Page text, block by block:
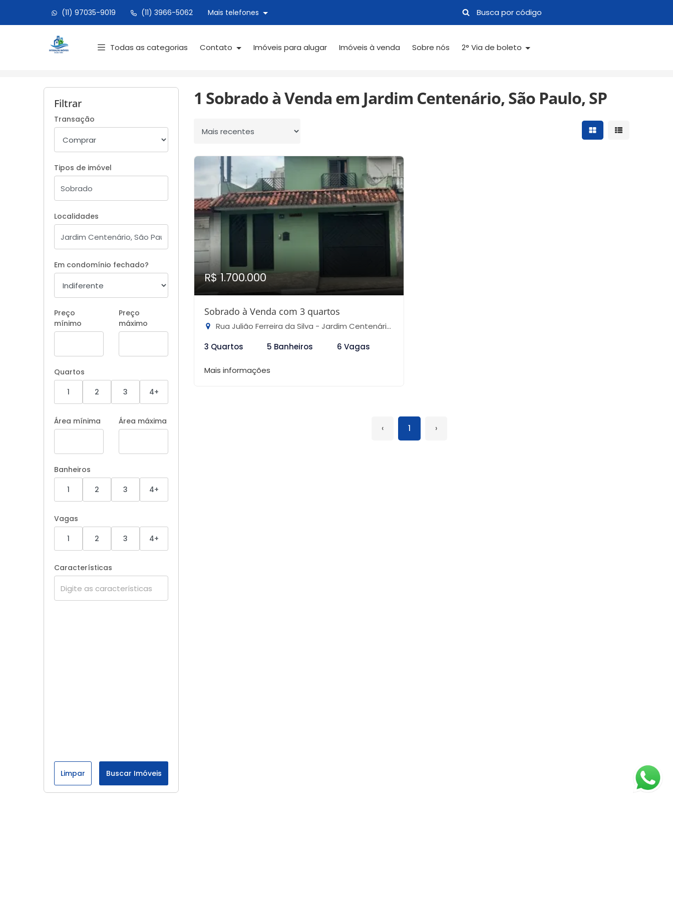
(11) 97035-9019 (11) 3966-5062 Mais telefones
Página inicial
Todas as categorias Contato Imóveis para alugar Imóveis à venda Sobre nós 2° Via de boleto
Filtrar
Transação
Tipos de imóvel
Localidades
Em condomínio fechado?
Preço
mínimo
Preço
máximo
Quartos
1
2 3 4+
Área mínima Área máxima
Banheiros
1
2 3 4+
Vagas
1
2 3 4+
Características
Limpar Buscar Imóveis
1 Sobrado à Venda em Jardim Centenário, São Paulo, SP
Ordenar por Mostrar resultados
Mostrar
R$ 1.700.000
Sobrado à Venda com 3 quartos
Rua Julião Ferreira da Silva - Jardim Centenário, São Paulo-SP
3 Quartos
5 Banheiros 6 Vagas
Mais informações
‹ 1 ›